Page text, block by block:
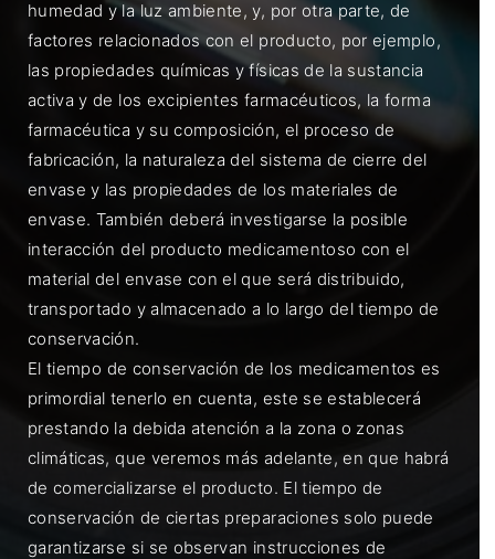
humedad y la luz ambiente, y, por otra parte, de
factores relacionados con el producto, por ejemplo,
las propiedades químicas y físicas de la sustancia
activa y de los excipientes farmacéuticos, la forma
farmacéutica y su composición, el proceso de
fabricación, la naturaleza del sistema de cierre del
envase y las propiedades de los materiales de
envase. También deberá investigarse la posible
interacción del producto medicamentoso con el
material del envase con el que será distribuido,
transportado y almacenado a lo largo del tiempo de
conservación.
El tiempo de conservación de los medicamentos es
primordial tenerlo en cuenta, este se establecerá
prestando la debida atención a la zona o zonas
climáticas, que veremos más adelante, en que habrá
de comercializarse el producto. El tiempo de
conservación de ciertas preparaciones solo puede
garantizarse si se observan instrucciones de